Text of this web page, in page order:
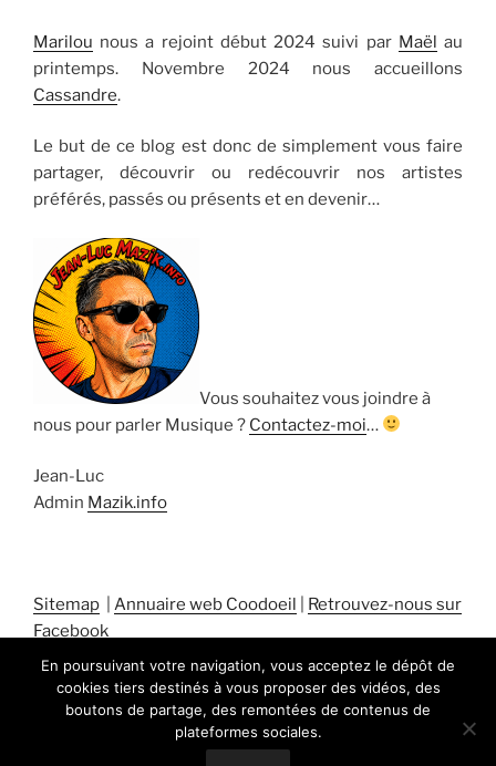
Marilou nous a rejoint début 2024 suivi par Maël au
printemps. Novembre 2024 nous accueillons
Cassandre.
Le but de ce blog est donc de simplement vous faire
partager, découvrir ou redécouvrir nos artistes
préférés, passés ou présents et en devenir…
Vous souhaitez vous joindre à
nous pour parler Musique ? Contactez-moi…
Jean-Luc
Admin Mazik.info
Sitemap Annuaire web Coodoeil
Retrouvez-nous sur
Facebook
En poursuivant votre navigation, vous acceptez le dépôt de
cookies tiers destinés à vous proposer des vidéos, des
boutons de partage, des remontées de contenus de
plateformes sociales.